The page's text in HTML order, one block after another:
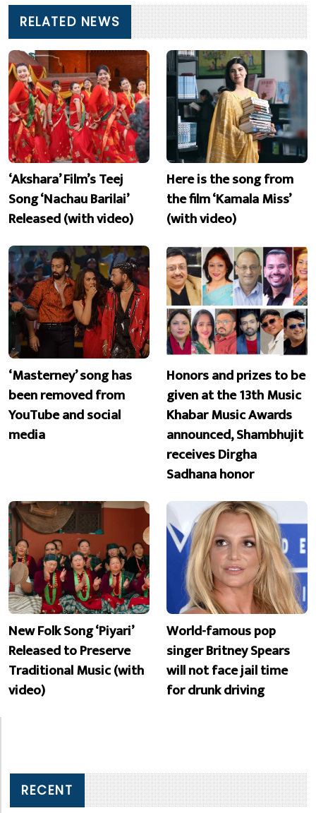
RELATED NEWS
‘Akshara’ Film’s Teej
Song ‘Nachau Barilai’
Released (with video)
Here is the song from
the film ‘Kamala Miss’
(with video)
‘Masterney’ song has
been removed from
YouTube and social
media
Honors and prizes to be
given at the 13th Music
Khabar Music Awards
announced, Shambhujit
receives Dirgha
Sadhana honor
New Folk Song ‘Piyari’
Released to Preserve
Traditional Music (with
video)
World-famous pop
singer Britney Spears
will not face jail time
for drunk driving
RECENT